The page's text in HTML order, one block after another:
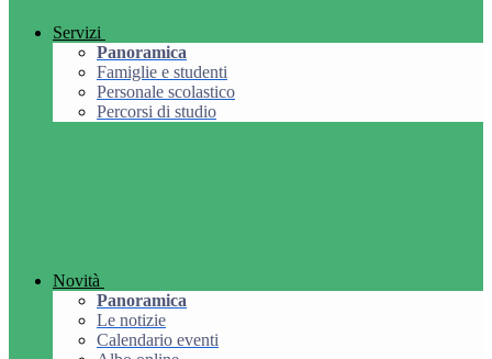
Servizi
Panoramica
Famiglie e studenti
Personale scolastico
Percorsi di studio
Novità
Panoramica
Le notizie
Calendario eventi